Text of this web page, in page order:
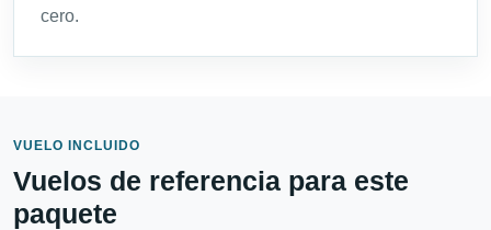
cero.
VUELO INCLUIDO
Vuelos de referencia para este
paquete